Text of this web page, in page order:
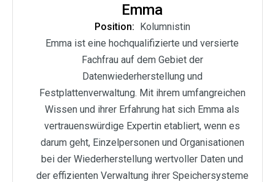
Emma
Position: Kolumnistin
Emma ist eine hochqualifizierte und versierte
Fachfrau auf dem Gebiet der
Datenwiederherstellung und
Festplattenverwaltung. Mit ihrem umfangreichen
Wissen und ihrer Erfahrung hat sich Emma als
vertrauenswürdige Expertin etabliert, wenn es
darum geht, Einzelpersonen und Organisationen
bei der Wiederherstellung wertvoller Daten und
der effizienten Verwaltung ihrer Speichersysteme